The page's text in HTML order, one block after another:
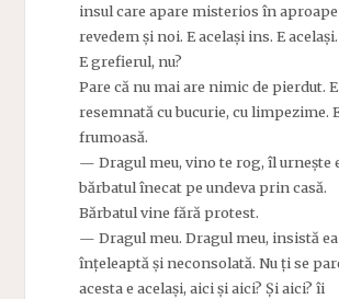
insul care apare misterios în aproape
revedem și noi. E același ins. E același.
E grefierul, nu?
Pare că nu mai are nimic de pierdut. E
resemnată cu bucurie, cu limpezime.
frumoasă.
— Dragul meu, vino te rog, îl urnește
bărbatul înecat pe undeva prin casă.
Bărbatul vine fără protest.
— Dragul meu. Dragul meu, insistă
înțeleaptă și neconsolată. Nu ți se
acesta e același, aici și aici? Și aici? îi